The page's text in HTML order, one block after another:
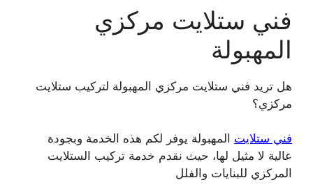
فني ستلايت مركزي
المهبولة
هل تريد فني ستلايت مركزي المهبولة لتركيب ستلايت
مركزي؟
فني ستلايت المهبولة يوفر لكم هذه الخدمة وبجودة
عالية لا مثيل لها، حيث نقدم خدمة تركيب الستلايت
المركزي للبنايات والفلل